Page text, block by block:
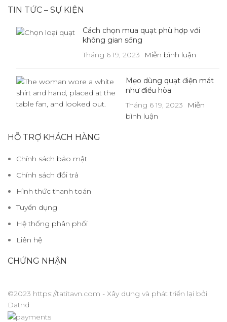
TIN TỨC – SỰ KIỆN
Cách chọn mua quạt phù hợp với
không gian sống
Tháng 6 19, 2023
Miễn bình luận
Mẹo dùng quạt điện mát
như điều hòa
Tháng 6 19, 2023
Miễn
bình luận
HỖ TRỢ KHÁCH HÀNG
Chính sách bảo mật
Chính sách đổi trả
Hình thức thanh toán
Tuyển dụng
Hệ thống phân phối
Liên hệ
CHỨNG NHẬN
©2023 https://tatitavn.com - Xây dựng và phát triển lại bởi
Datnd